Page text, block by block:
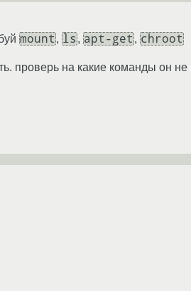
mount , ls , apt-get , chroot
проверь на какие команды он не